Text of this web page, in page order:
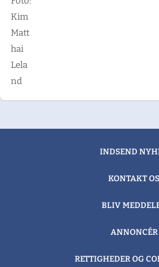
Kim
Matt
hai
Lela
nd
INDSEND
KONTAKT OS
BLIV
ANNONCÉR
RETTIGHEDER OG